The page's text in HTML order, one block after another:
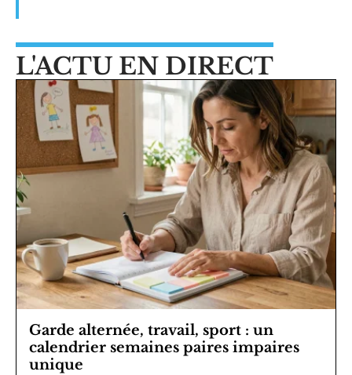
L'ACTU EN DIRECT
Garde alternée, travail, sport : un
calendrier semaines paires impaires
unique